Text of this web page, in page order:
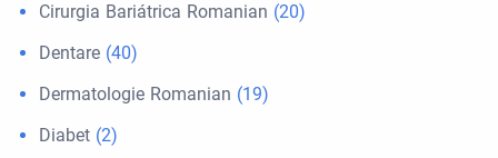
Cirurgia Bariátrica Romanian (20)
Dentare (40)
Dermatologie Romanian (19)
Diabet (2)